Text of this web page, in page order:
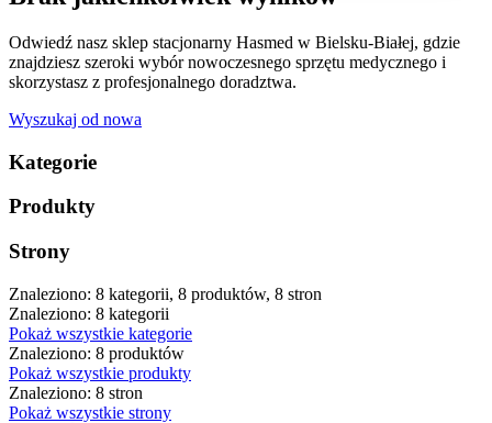
Odwiedź nasz sklep stacjonarny Hasmed w Bielsku-Białej, gdzie
znajdziesz szeroki wybór nowoczesnego sprzętu medycznego i
skorzystasz z profesjonalnego doradztwa.
Wyszukaj od nowa
Kategorie
Produkty
Strony
Znaleziono: 8 kategorii, 8 produktów, 8 stron
Znaleziono: 8 kategorii
Pokaż wszystkie kategorie
Znaleziono: 8 produktów
Pokaż wszystkie produkty
Znaleziono: 8 stron
Pokaż wszystkie strony